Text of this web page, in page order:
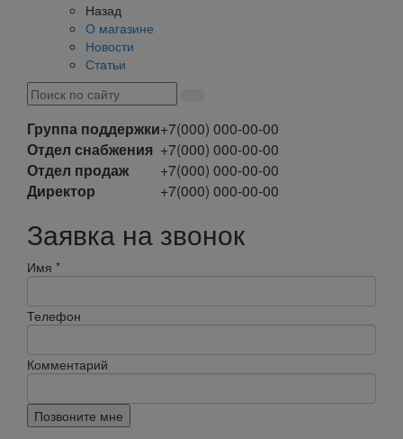
Назад
О магазине
Новости
Статьи
Группа поддержки+7(000) 000-00-00
Отдел снабжения +7(000) 000-00-00
Отдел продаж
+7(000) 000-00-00
Директор
+7(000) 000-00-00
Заявка на звонок
Имя *
Телефон
Комментарий
Позвоните мне